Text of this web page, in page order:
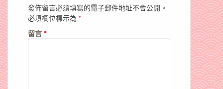
發佈留言必須填寫的電子郵件地址不會公開。
必填欄位標示為 *
留言 *